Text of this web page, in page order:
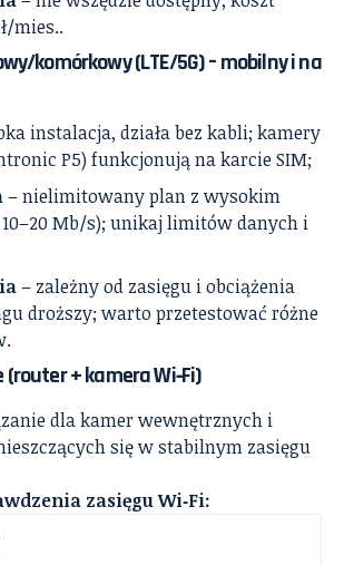
mies..
komórkowy (LTE/5G) – mobilny i na
instalacja, działa bez kabli; kamery
P5) funkcjonują na karcie SIM;
– nielimitowany plan z wysokim
Mb/s); unikaj limitów danych i
– zależny od zasięgu i obciążenia
droższy; warto przetestować różne
(router + kamera Wi‑Fi)
dla kamer wewnętrznych i
się w stabilnym zasięgu
zasięgu Wi‑Fi: